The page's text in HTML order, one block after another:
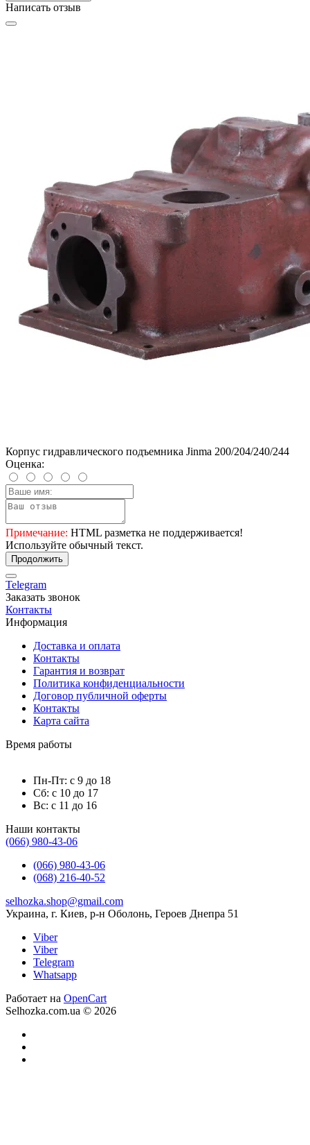
Написать отзыв
Корпус гидравлического подъемника Jinma 200/204/240/244
Оценка:
Примечание: HTML разметка не поддерживается!
Используйте обычный текст.
Продолжить
Telegram
Заказать звонок
Контакты
Информация
Доставка и оплата
Контакты
Гарантия и возврат
Политика конфиденциальности
Договор публичной оферты
Контакты
Карта сайта
Время работы
Пн-Пт: с 9 до 18
Сб: с 10 до 17
Вс: с 11 до 16
Наши контакты
(066) 980-43-06
(066) 980-43-06
(068) 216-40-52
selhozka.shop@gmail.com
Украина, г. Киев, р-н Оболонь, Героев Днепра 51
Viber
Viber
Telegram
Whatsapp
Работает на OpenCart
Selhozka.com.ua © 2026